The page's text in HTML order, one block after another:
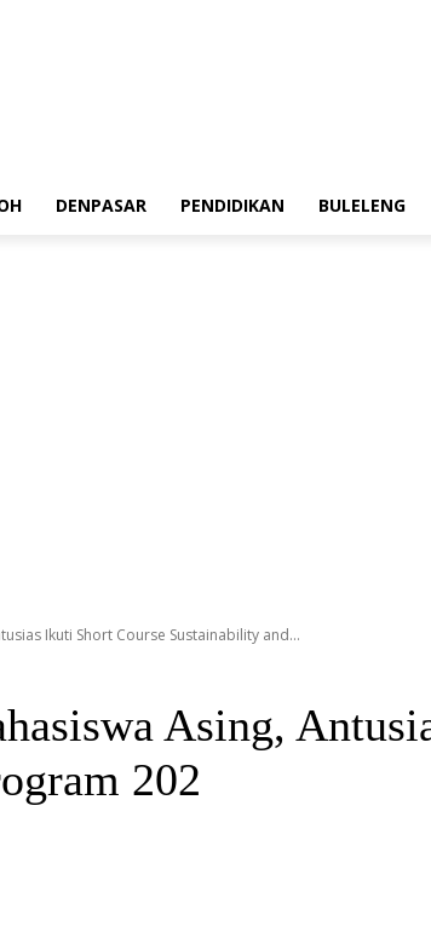
DENPASAR PENDIDIKAN BULELENG
Ikuti Short Course Sustainability and...
Asing,
202